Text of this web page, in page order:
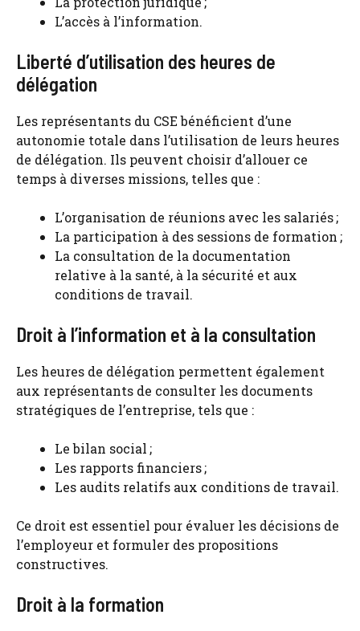
L’accès à l’information.
Liberté d’utilisation des heures de
délégation
Les représentants du CSE bénéficient d’une
autonomie totale dans l’utilisation de leurs heures
de délégation. Ils peuvent choisir d’allouer ce
temps à diverses missions, telles que :
L’organisation de réunions avec les salariés ;
La participation à des sessions de formation ;
La consultation de la documentation
relative à la santé, à la sécurité et aux
conditions de travail.
Droit à l’information et à la consultation
Les heures de délégation permettent également
aux représentants de consulter les documents
stratégiques de l’entreprise, tels que :
Le bilan social ;
Les rapports financiers ;
Les audits relatifs aux conditions de travail.
Ce droit est essentiel pour évaluer les décisions de
l’employeur et formuler des propositions
constructives.
Droit à la formation